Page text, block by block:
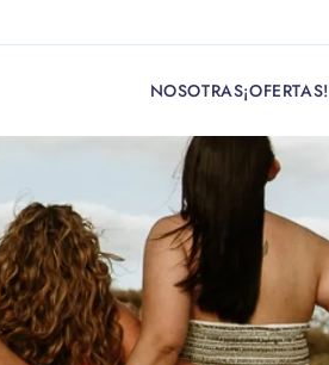
NOSOTRAS¡OFERTAS!